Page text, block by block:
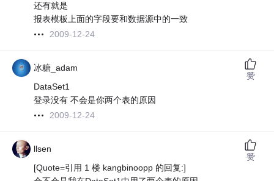
还有就是
报表模板上面的字段要和数据源中的一致
2009-12-24
冰糖_adam
DataSet1
登录没有 不会是你两个表的原因
2009-12-24
赞
llsen
[Quote=引用 1 楼 kangbinoopp 的回复:]
赞